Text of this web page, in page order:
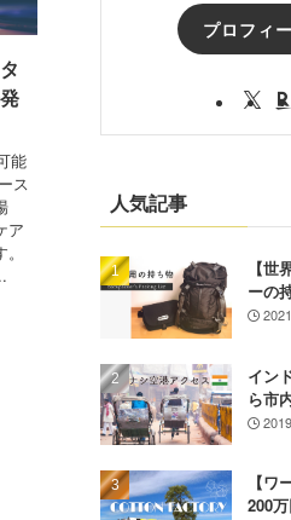
能
ス
ア
プロフィ
人気記事
【
ーの
イン
ら市
【
200